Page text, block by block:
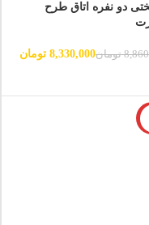
دو نفره اتاق طرح
تومان8,330,000 تومان